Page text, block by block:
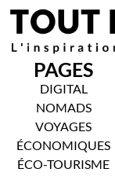
PAGES
DIGITAL
NOMADS
VOYAGES
ÉCONOMIQUES
ÉCO-TOURISME